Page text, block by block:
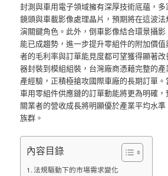
封測與車用電子領域擁有深厚技術底蘊，
鏡頭與車載影像處理晶片，預期將在這波
演關鍵角色。此外，倒車影像結合環景攝
能已成趨勢，進一步提升零組件的附加價
者的毛利率與訂單能見度都可望獲得顯著
器封裝到模組組裝，台灣廠商憑藉完整的
產經驗，正積極搶攻國際車廠的長期訂單
車用零組件供應鏈的訂單動能將更為明確
關業者的營收成長將明顯優於產業平均水
族群。
內容目錄
法規驅動下的市場需求變化